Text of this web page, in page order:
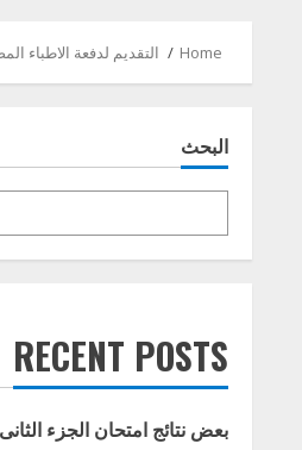
Home التقديم لدفعة الاطباء
البحث
RECENT POSTS
بعض نتائج امتحان الجزء الثانى